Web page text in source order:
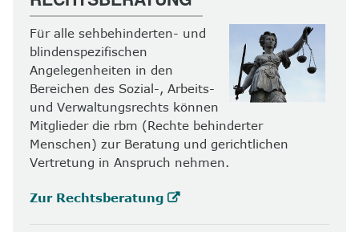
Für alle sehbehinderten- und
blindenspezifischen
Angelegenheiten in den
Bereichen des Sozial-, Arbeits-
und Verwaltungsrechts können
Mitglieder die rbm (Rechte behinderter
Menschen) zur Beratung und gerichtlichen
Vertretung in Anspruch nehmen.
Zur Rechtsberatung